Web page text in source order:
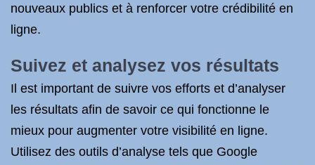
nouveaux publics et à renforcer votre crédibilité en
ligne.
Suivez et analysez vos résultats
Il est important de suivre vos efforts et d’analyser
les résultats afin de savoir ce qui fonctionne le
mieux pour augmenter votre visibilité en ligne.
Utilisez des outils d’analyse tels que Google